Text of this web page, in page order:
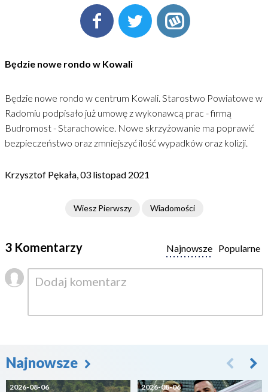
Będzie nowe rondo w Kowali
Będzie nowe rondo w centrum Kowali. Starostwo Powiatowe w
Radomiu podpisało już umowę z wykonawcą prac - firmą
Budromost - Starachowice. Nowe skrzyżowanie ma poprawić
bezpieczeństwo oraz zmniejszyć ilość wypadków oraz kolizji.
Krzysztof Pękała, 03 listopad 2021
Wiesz Pierwszy Wiadomości
3 Komentarzy Popularne
Najnowsze
Najnowsze
2026-08-06 2026-08-06